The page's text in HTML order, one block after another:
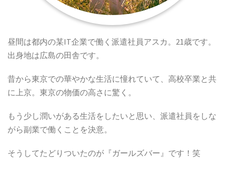
昼間は都内の某IT企業で働く派遣社員アスカ。21歳です。
出身地は広島の田舎です。
昔から東京での華やかな生活に憧れていて、高校卒業と共
に上京。東京の物価の高さに驚く。
もう少し潤いがある生活をしたいと思い、派遣社員をしな
がら副業で働くことを決意。
そうしてたどりついたのが『ガールズバー』です！笑